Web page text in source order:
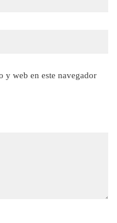
y web en este navegador